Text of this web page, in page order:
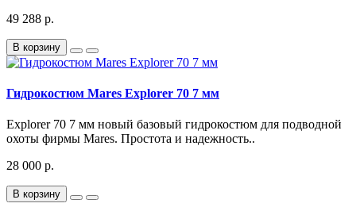
49 288 р.
В корзину
Гидрокостюм Mares Explorer 70 7 мм
Explorer 70 7 мм новый базовый гидрокостюм для подводной
охоты фирмы Mares. Простота и надежность..
28 000 р.
В корзину